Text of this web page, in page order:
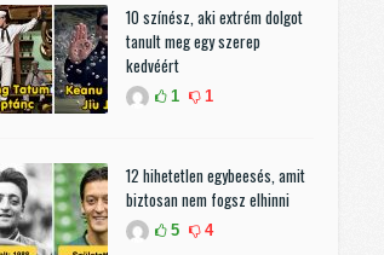
10 színész, aki extrém dolgot
tanult meg egy szerep
kedvéért
1 1
12 hihetetlen egybeesés, amit
biztosan nem fogsz elhinni
5 4